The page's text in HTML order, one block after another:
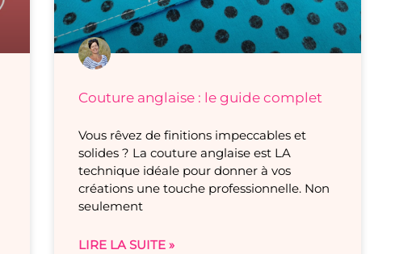
Couture anglaise : le guide complet
Vous rêvez de finitions impeccables et
solides ? La couture anglaise est LA
technique idéale pour donner à vos
créations une touche professionnelle. Non
seulement
LIRE LA SUITE »